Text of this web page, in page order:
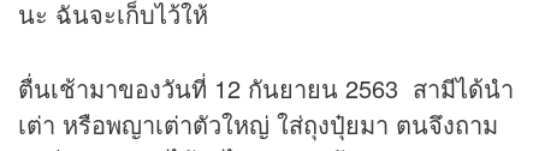
นะ ฉันจะเก็บไว้ให้
ตื่นเช้ามาของวันที่ 12 กันยายน 2563 สามีได้นำ
เต่า หรือพญาเต่าตัวใหญ่ ใส่ถุงปุ๋ยมา ตนจึงถาม